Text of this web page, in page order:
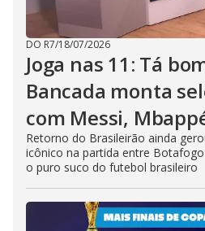
DO R7/18/07/2026
Joga nas 11: Tá
Bancada monta
com Messi,
Retorno do Brasileirão ainda
icônico na partida entre
o puro suco do futebol brasileiro